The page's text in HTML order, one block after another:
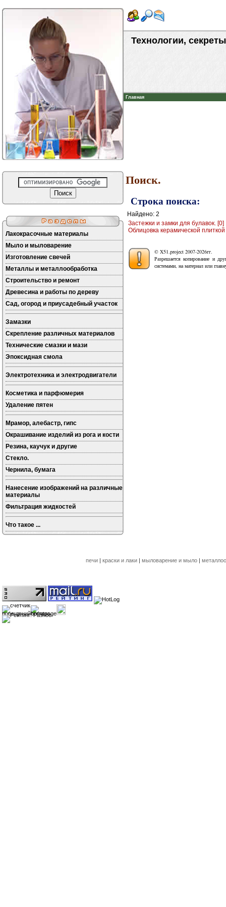
Технологии,
Главная
Лакокрасочные материалы
Мыло и мыловарение
Изготовление свечей
Металлы и металлообработка
Строительство и ремонт
Древесина и работы по дереву
Сад, огород и приусадебный участок
Замазки
Скрепление различных материалов
Технические смазки и мази
Эпоксидная смола
Электротехника и электродвигатели
Косметика и парфюмерия
Удаление пятен
Мрамор, алебастр, гипс
Окрашивание изделий из рога и кости
Резина, каучук и другие
Стекло.
Чернила, бумага
Нанесение изображений на различные
материалы
Фильтрация жидкостей
Что такое ...
Поиск.
Строка поиска:
Найдено: 2
Застежки и замки для булавок. [0]
Облицовка керамической плиткой
© X51.project 2007-2026гг.
Разрешается копирование и
системами, на материал или
печи | краски и лаки | мыловарение и мыло |